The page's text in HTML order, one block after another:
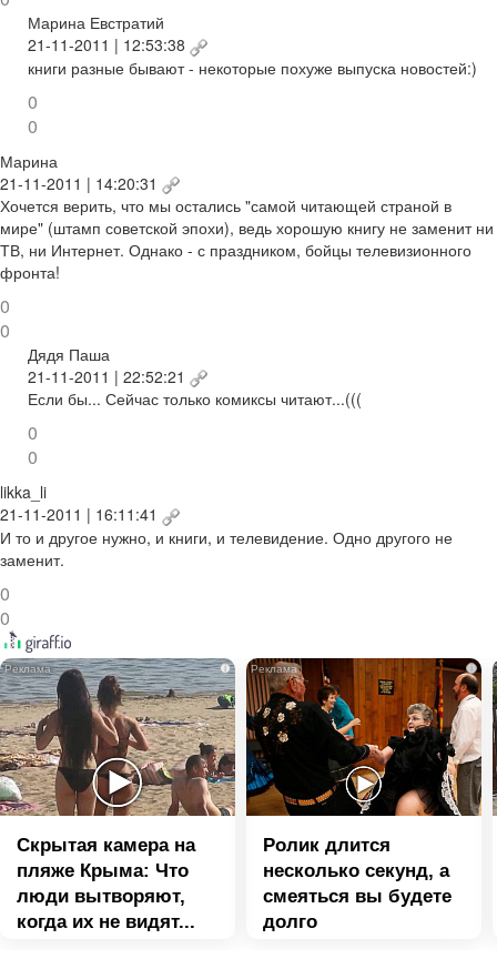
Марина Евстратий
21-11-2011 | 12:53:38
книги разные бывают - некоторые похуже выпуска новостей:)
0
0
Марина
21-11-2011 | 14:20:31
Хочется верить, что мы остались "самой читающей страной в
мире" (штамп советской эпохи), ведь хорошую книгу не заменит ни
ТВ, ни Интернет. Однако - с праздником, бойцы телевизионного
фронта!
0
0
Дядя Паша
21-11-2011 | 22:52:21
Если бы... Сейчас только комиксы читают...(((
0
0
likka_li
21-11-2011 | 16:11:41
И то и другое нужно, и книги, и телевидение. Одно другого не
заменит.
0
0
i
Скрытая камера на
пляже Крыма: Что
люди вытворяют,
когда их не видят...
i
Ролик длится
несколько секунд, а
смеяться вы будете
долго